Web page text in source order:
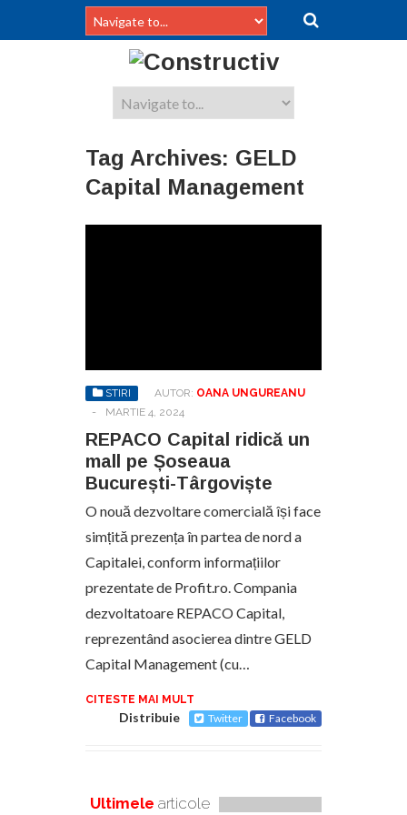
Tag Archives: GELD
Capital Management
STIRI AUTOR: OANA UNGUREANU
-
MARTIE 4, 2024
REPACO Capital ridică un
mall pe Șoseaua
București-Târgoviște
O nouă dezvoltare comercială își face
simțită prezența în partea de nord a
Capitalei, conform informațiilor
prezentate de Profit.ro. Compania
dezvoltatoare REPACO Capital,
reprezentând asocierea dintre GELD
Capital Management (cu…
CITESTE MAI MULT
Distribuie Twitter Facebook
Ultimele articole